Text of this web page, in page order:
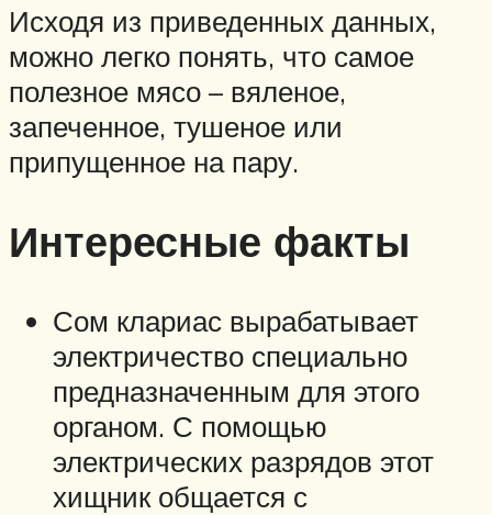
Исходя из приведенных данных,
можно легко понять, что самое
полезное мясо – вяленое,
запеченное, тушеное или
припущенное на пару.
Интересные факты
Сом клариас вырабатывает
электричество специально
предназначенным для этого
органом. С помощью
электрических разрядов этот
хищник общается с